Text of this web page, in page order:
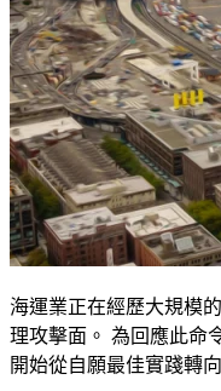
海運業正在經歷大規模
理攻擊面。 為回應此命
開始從自願最佳實踐轉